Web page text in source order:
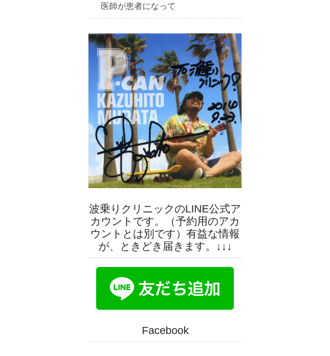
医師が患者になって
波乗りクリニックのLINE公式ア
カウントです。（予約用のアカ
ウントとは別です）有益な情報
が、ときどき届きます。↓↓↓
Facebook